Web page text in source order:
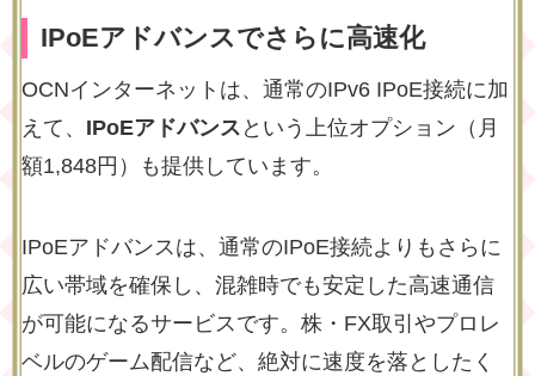
IPoEアドバンスでさらに高速化
OCNインターネットは、通常のIPv6 IPoE接続に加
えて、 IPoEアドバンス という上位オプション（月
額1,848円）も提供しています。
IPoEアドバンスは、通常のIPoE接続よりもさらに
広い帯域を確保し、混雑時でも安定した高速通信
が可能になるサービスです。株・FX取引やプロレ
ベルのゲーム配信など、 絶対に速度を落としたく